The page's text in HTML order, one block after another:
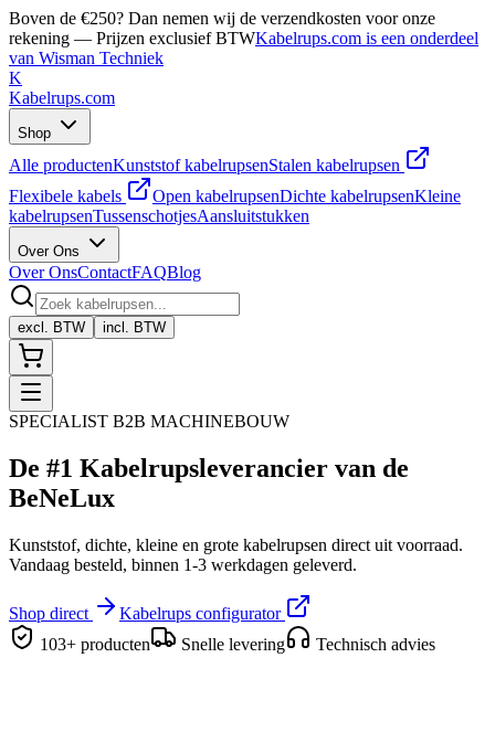
Boven de €250? Dan nemen wij de verzendkosten voor onze
rekening — Prijzen exclusief BTWKabelrups.com is een onderdeel
van Wisman Techniek
K
Kabelrups.com
Shop
Alle productenKunststof kabelrupsenStalen kabelrupsen
Flexibele kabels
Open kabelrupsenDichte kabelrupsenKleine
kabelrupsenTussenschotjesAansluitstukken
Over Ons
Over OnsContactFAQBlog
excl. BTW incl. BTW
SPECIALIST B2B MACHINEBOUW
De #1 Kabelrupsleverancier van de
BeNeLux
Kunststof, dichte, kleine en grote kabelrupsen direct uit voorraad.
Vandaag besteld, binnen 1-3 werkdagen geleverd.
Shop direct
Kabelrups configurator
103+ producten
Snelle levering Technisch advies